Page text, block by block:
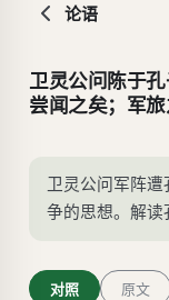
论语
卫灵公问陈于
尝闻之矣；军旅
卫灵公问军阵
争的思想。解读
对照 原文